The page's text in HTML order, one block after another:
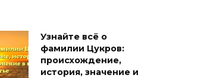
Узнайте всё о
фамилии Цукров:
происхождение,
история, значение и